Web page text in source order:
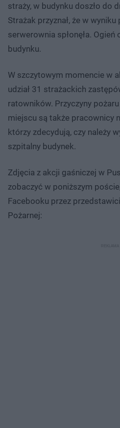
straży, w budynku doszło do
Strażak przyznał, że w
serwerownia spłonęła.
budynku.
W szczytowym momencie w
udział 31 strażackich
ratowników. Przyczyny
miejscu są także pracownicy
którzy zdecydują, czy należy
szpitalny budynek.
Zdjęcia z akcji gaśniczej w
zobaczyć w poniższym
Facebooku przez
Pożarnej: